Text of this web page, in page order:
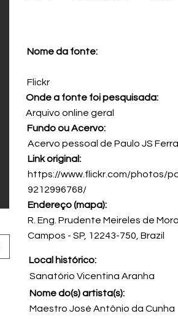
Nome da fonte:
Flickr
Onde a fonte foi pesquisada:
Arquivo online geral
Fundo ou Acervo:
Acervo pessoal de Paulo JS
Link original:
https://www.flickr.com/photos/
9212996768/
Endereço (mapa):
R. Eng. Prudente Meireles de
Campos - SP, 12243-750, Brazil
Local histórico:
Sanatório Vicentina Aranha
Nome do(s) artista(s):
Maestro José Antônio da Cunha